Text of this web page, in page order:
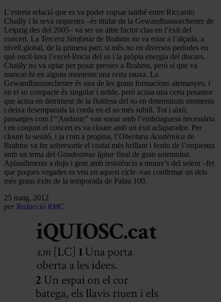
L’estreta relació que es va poder copsar també entre Riccardo
Chailly i la seva orquestra –és titular de la Gewandhausorchester de
Leipzig des del 2005– va ser un altre factor clau en l’èxit del
concert. La Tercera Simfonia de Brahms no va estar a l’alçada, a
nivell global, de la primera part; si més no en diversos períodes en
què oscil·lava l’excel·lència del so i la pròpia energia del discurs.
Chailly no va optar per posar presses a Brahms, però sí que va
mancar-hi en alguns moments una certa rauxa. La
Gewandhausorchester és una de les grans formacions alemanyes, i
en el so compacte és singular i noble, però acusa una certa pesantor
que actua en detriment de la fluïdesa del so en determinats moments
i deixa desemparada la corda en el so més subtil. Tot i això,
passatges com l’“Andante” van sonar amb l’embriaguesa necessària
i en conjunt el concert es va cloure amb un èxit aclaparador. Per
cloure la sessió, i ja com a propina, l’Obertura Acadèmica de
Brahms va fer sobresortir el costat més brillant i festiu de l’orquestra
amb un tema del Gaudeamus Igitur final de gran solemnitat.
Aplaudiments a dojo i gent amb resistència a moure’s del seient –fet
que poques vegades es veu en aquest cicle–van confirmar un dels
més grans èxits de la temporada de Palau 100.
25 maig, 2012
per Redacció RMC